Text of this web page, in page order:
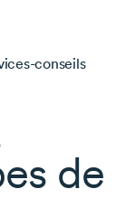
conseils
de